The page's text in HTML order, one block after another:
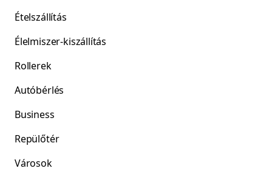
Ételszállítás
Élelmiszer-kiszállítás
Rollerek
Autóbérlés
Business
Repülőtér
Városok